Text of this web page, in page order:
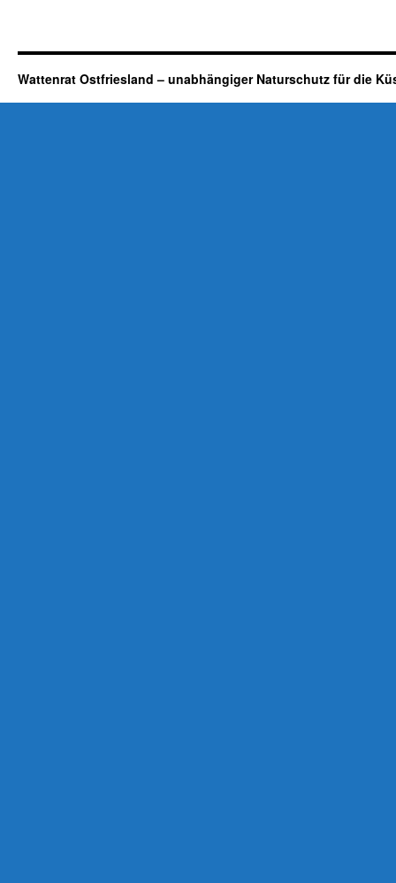
Wattenrat Ostfriesland – unabhängiger Naturschutz für die